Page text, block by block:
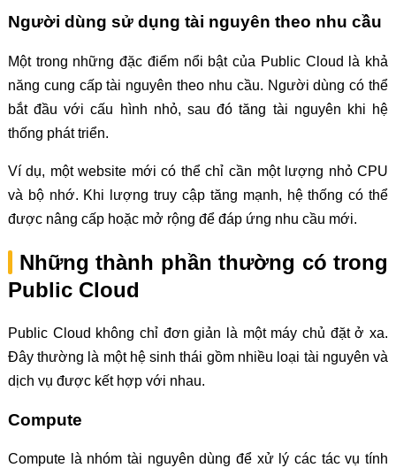
Người dùng sử dụng tài nguyên theo nhu cầu
Một trong những đặc điểm nổi bật của Public Cloud là khả
năng cung cấp tài nguyên theo nhu cầu. Người dùng có thể
bắt đầu với cấu hình nhỏ, sau đó tăng tài nguyên khi hệ
thống phát triển.
Ví dụ, một website mới có thể chỉ cần một lượng nhỏ CPU
và bộ nhớ. Khi lượng truy cập tăng mạnh, hệ thống có thể
được nâng cấp hoặc mở rộng để đáp ứng nhu cầu mới.
Những thành phần thường có trong
Public Cloud
Public Cloud không chỉ đơn giản là một máy chủ đặt ở xa.
Đây thường là một hệ sinh thái gồm nhiều loại tài nguyên và
dịch vụ được kết hợp với nhau.
Compute
Compute là nhóm tài nguyên dùng để xử lý các tác vụ tính